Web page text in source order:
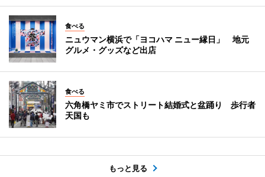
食べる
ニュウマン横浜で「ヨコハマ ニュー縁日」 地元
グルメ・グッズなど出店
食べる
六角橋ヤミ市でストリート結婚式と盆踊り 歩行者
天国も
もっと見る